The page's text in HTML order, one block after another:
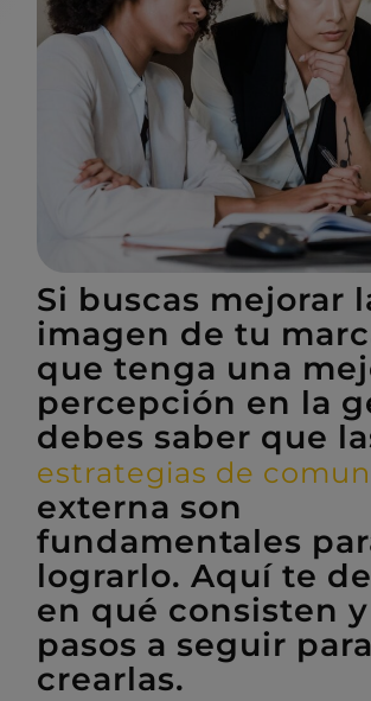
Si buscas mejorar
imagen de tu
que tenga una
percepción en la
debes saber que
estrategias de
externa son
fundamentales
lograrlo. Aquí te
en qué consisten
pasos a seguir para
crearlas.